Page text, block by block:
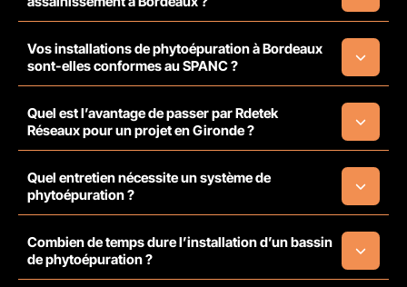
Vos installations de phytoépuration à Bordeaux
sont-elles conformes au SPANC ?
Quel est l’avantage de passer par Rdetek
Réseaux pour un projet en Gironde ?
Quel entretien nécessite un système de
phytoépuration ?
Combien de temps dure l’installation d’un bassin
de phytoépuration ?